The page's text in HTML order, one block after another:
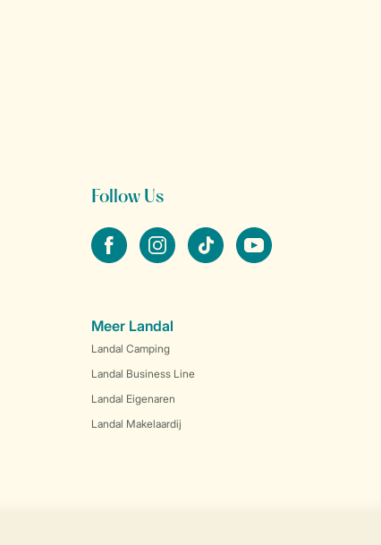
Follow Us
facebookinstagramtiktok youtube
Meer Landal
Landal Camping
Landal Business Line
Landal Eigenaren
Landal Makelaardij